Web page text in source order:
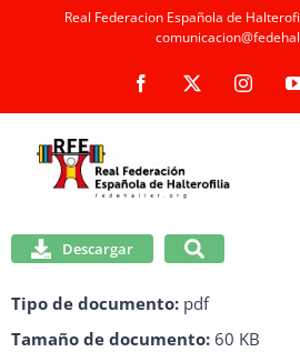
Real Federacion Española de
Facebook
Descargar
Tipo de documento: pdf
Tamaño de documento: 60 KB